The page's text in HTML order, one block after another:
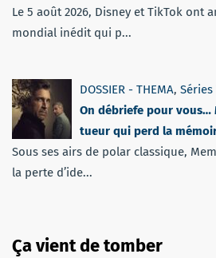
Le 5 août 2026, Disney et TikTok ont
mondial inédit qui p...
DOSSIER - THEMA, Séries
On débriefe pour vous…
tueur qui perd la
Sous ses airs de polar classique,
la perte d’ide...
Ça vient de tomber